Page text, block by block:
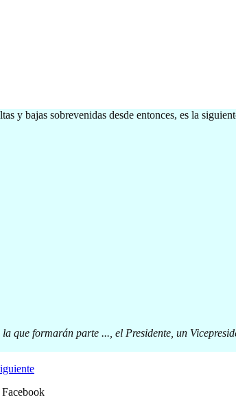
y bajas sobrevenidas desde entonces, es la
formarán parte ..., el Presidente, un
Facebook